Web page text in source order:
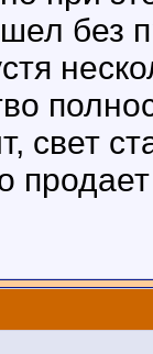
без
свет